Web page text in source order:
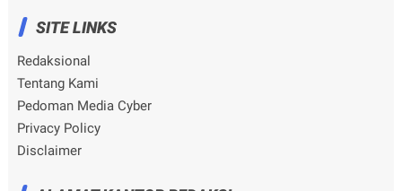
SITE LINKS
Redaksional
Tentang Kami
Pedoman Media Cyber
Privacy Policy
Disclaimer